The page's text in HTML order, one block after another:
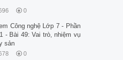
0
Công nghệ Lớp 7 - Phần
- Bài 49: Vai trò, nhiệm vụ
sản
0